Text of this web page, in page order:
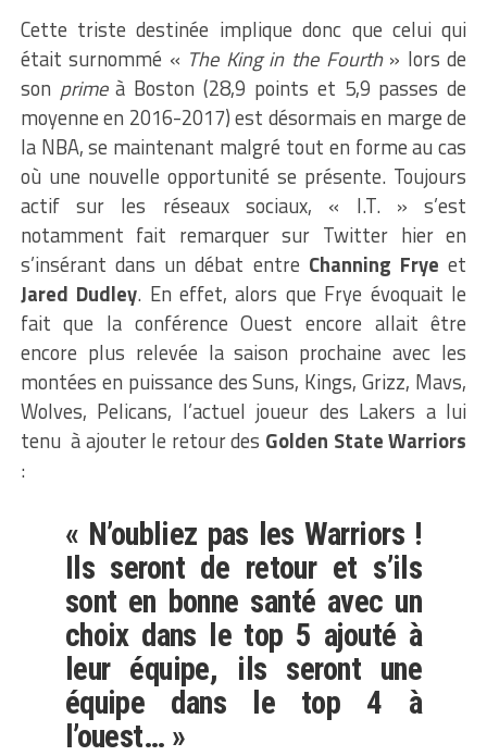
Cette triste destinée implique donc que celui qui
était surnommé « The King in the Fourth» lors de
son primeà Boston (28,9 points et 5,9 passes de
moyenne en 2016-2017) est désormais en marge de
la NBA, se maintenant malgré tout en forme au cas
où une nouvelle opportunité se présente. Toujours
actif sur les réseaux sociaux, « I.T. » s’est
notamment fait remarquer sur Twitter hier en
s’insérant dans un débat entre Channing Frye et
Jared Dudley. En effet, alors que Frye évoquait le
fait que la conférence Ouest encore allait être
encore plus relevée la saison prochaine avec les
montées en puissance des Suns, Kings, Grizz, Mavs,
Wolves, Pelicans, l’actuel joueur des Lakers a lui
tenu à ajouter le retour des Golden State Warriors
:
« N’oubliez pas les Warriors !
Ils seront de retour et s’ils
sont en bonne santé avec un
choix dans le top 5 ajouté à
leur équipe, ils seront une
équipe dans le top 4 à
l’ouest… »